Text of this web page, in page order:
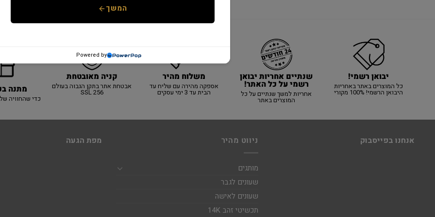
יבואן רשמי!
כל המוצרים באתר באחריות
היבואן הרשמי! 100% מקורי
שנתיים אחריות יבואן
רשמי על כל האתר!
אחריות למשך שנתיים על כל
המוצרים באתר
משלוח מהיר
אספקה מהירה עם שליח עד
הבית עד 3 ימי עסקים
קניה מאובטחת
אבטחת אתר בתקן הגבוה בעולם
SSL 256 מתנה
כדי שהחוויה
אנחנו בפייסבוק ניווט מהיר
מותגים
שעונים לגבר
שעונים לאישה
תכשיטי זהב 14K
מפת הגעה
המשך
Powered by